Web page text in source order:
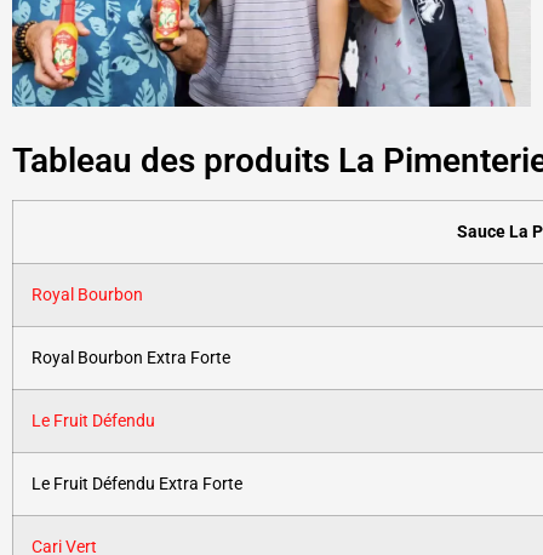
Tableau des produits La
Sauce La
Royal Bourbon
Royal Bourbon Extra Forte
Le Fruit Défendu
Le Fruit Défendu Extra Forte
Cari Vert